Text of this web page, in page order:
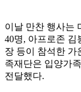
이날 만찬 행사는
40명, 아프로존 김
장 등이 참석한 가
족재단은 입양가
전달했다.